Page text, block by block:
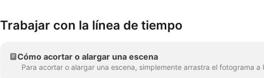
Trabajar con la línea de tiempo
Cómo acortar o alargar una escena